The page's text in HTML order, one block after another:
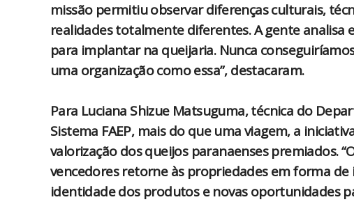
missão permitiu observar diferenças culturais,
realidades totalmente diferentes. A gente analisa
para implantar na queijaria. Nunca
uma organização como essa”, destacaram.
Para Luciana Shizue Matsuguma, técnica do
Sistema FAEP, mais do que uma viagem, a
valorização dos queijos paranaenses premiados.
vencedores retorne às propriedades em forma
identidade dos produtos e novas oportunidades